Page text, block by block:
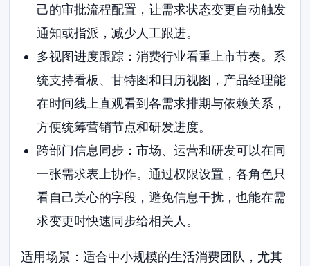
己的审批流程配置，让需求状态变更自动触发
通知或指派，减少人工跟进。
多视图进度跟踪：消费行业看重上市节奏。系
统支持看板、甘特图和日历视图，产品经理能
在时间线上直观看到各需求排期与依赖关系，
方便统筹营销节点和研发进度。
跨部门信息同步：市场、运营和研发可以在同
一张需求表上协作。通过权限设置，各角色只
看自己关心的字段，避免信息干扰，也能在需
求变更时快速同步给相关人。
适用场景：适合中小规模的生活消费团队，尤其